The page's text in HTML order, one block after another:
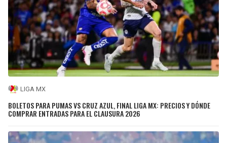
LIGA MX
BOLETOS PARA PUMAS VS CRUZ AZUL, FINAL LIGA MX: PRECIOS Y DÓNDE
COMPRAR ENTRADAS PARA EL CLAUSURA 2026